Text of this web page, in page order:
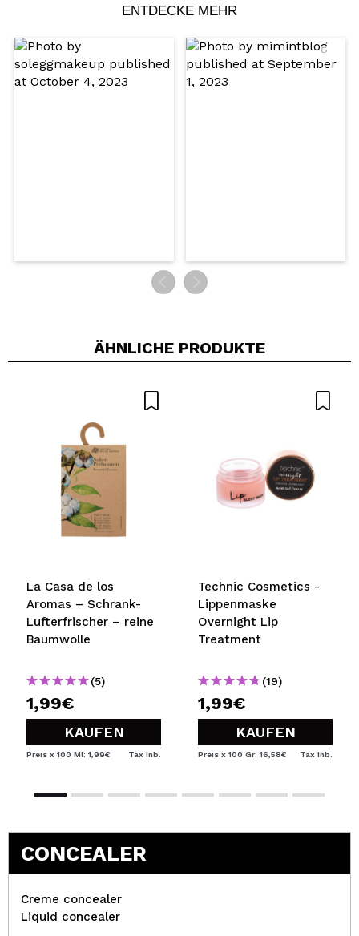
Ein Video oder Foto teilen
Dein Video könnte das erste sein. Stell es dir vor...
Würden Sie diesen Kauf empfehlen?
ENTDECKE MEHR
ÄHNLICHE PRODUKTE
La Casa de los
Aromas – Schrank-
Lufterfrischer – reine
Baumwolle
(5)
1,99€
KAUFEN
Preis x 100 Ml: 1,99€ Tax Inb.
Technic Cosmetics -
Lippenmaske
Overnight Lip
Treatment
(19)
1,99€
KAUFEN
Preis x 100 Gr: 16,58€ Tax Inb.
CONCEALER
Creme concealer
Liquid concealer